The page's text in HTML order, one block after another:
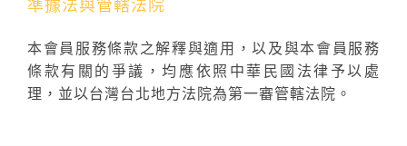
準據法與管轄法院
本會員服務條款之解釋與適用，以及與本會員服務
條款有關的爭議，均應依照中華民國法律予以處
理，並以台灣台北地方法院為第一審管轄法院。